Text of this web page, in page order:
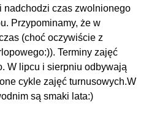
nadchodzi czas zwolnionego
Przypominamy, że w
(choć oczywiście z
Terminy zajęć
W lipcu i sierpniu odbywają
cykle zajęć turnusowych.W
są smaki lata:)